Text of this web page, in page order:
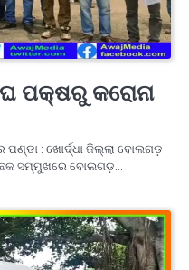
ପକ୍ଷରୁ କରୋନା
: ଖୋର୍ଦ୍ଧା ଜିଲ୍ଲା ବୋଲଗଡ଼
ଛକ ସମ୍ମୁଖରେ ବୋଲଗଡ଼…